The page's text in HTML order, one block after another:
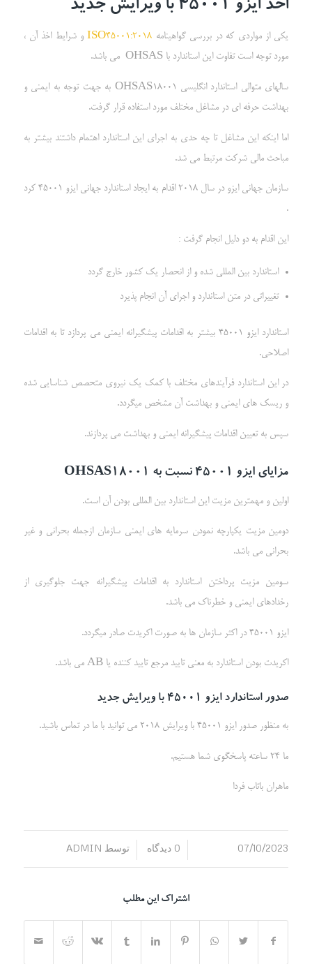
اخذ ایزو 45001 با ویرایش جدید
یکی از مواردی که در بررسی گواهینامه ISO45001:2018و شرایط اخذ آن ،
مورد توجه است تفاوت این استاندارد با OHSAS می باشد.
سالهای متوالی استاندارد انگلیسی OHSAS18001 به جهت توجه به ایمنی و
بهداشت حرفه ای در مشاغل مختلف مورد استفاده قرار گرفت.
اما اینکه این مشاغل تا چه حدی به اجرای این استاندارد اهتمام داشتند بیشتر به
مباحث مالی شرکت مرتبط می شد.
سازمان جهانی ایزو در سال 2018 اقدام به ایجاد استاندارد جهانی ایزو 45001 کرد
.
این اقدام به دو دلیل انجام گرفت :
استاندارد بین المللی شده و از انحصار یک کشور خارج گردد
تغییراتی در متن استاندارد و اجرای آن انجام پذیرد
استاندارد ایزو 45001 بیشتر به اقدامات پیشگیرانه ایمنی می پردازد تا به اقدامات
اصلاحی.
در این استاندارد فرآیندهای مختلف با کمک یک نیروی متحصص شناسایی شده
و ریسک های ایمنی و بهداشت آن مشخص میگردد.
سپس به تعیین اقدامات پیشگیرانه ایمنی و بهداشت می پردازند.
مزایای ایزو 45001 نسبت به OHSAS18001
اولین و مهمترین مزیت این استاندارد بین المللی بودن آن است.
دومین مزیت یکپارچه نمودن سرمایه های ایمنی سازمان ازجمله بحرانی و غیر
بحرانی می باشد.
سومین مزیت پرداختن استاندارد به اقدامات پیشگیرانه جهت جلوگیری از
رخدادهای ایمنی و خطرناک می باشد.
ایزو 45001 در اکثر سازمان ها به صورت اکریدت صادر میگردد.
اکریدت بودن استاندارد به معنی تایید مرجع تایید کننده یا AB می باشد.
صدور استاندارد ایزو 45001 با ویرایش جدید
به منظور صدور ایزو 45001 با ویرایش 2018 می توانید با ما در تماس باشید.
ما 24 ساعته پاسخگوی شما هستیم.
ماهران باتاب فردا
07/10/2023 0 دیدگاه توسط ADMIN
اشتراک این مطلب